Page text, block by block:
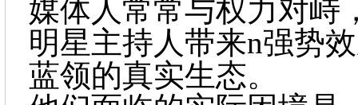
媒体人常常与权力对峙
明星主持人带来n强势
蓝领的真实生态。